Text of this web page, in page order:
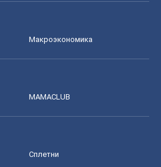
Mакроэкономика
MAMACLUB
Сплетни